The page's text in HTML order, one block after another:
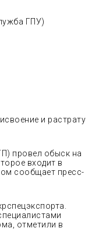
ГПУ)
и растрату
провел обыск на
входит в
сообщает пресс-
отметили в